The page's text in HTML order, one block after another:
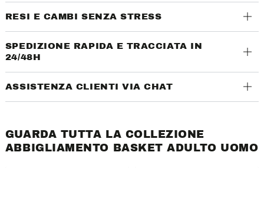
RESI E CAMBI SENZA STRESS
SPEDIZIONE RAPIDA E TRACCIATA IN
24/48H
ASSISTENZA CLIENTI VIA CHAT
GUARDA TUTTA LA COLLEZIONE
ABBIGLIAMENTO BASKET ADULTO UOMO